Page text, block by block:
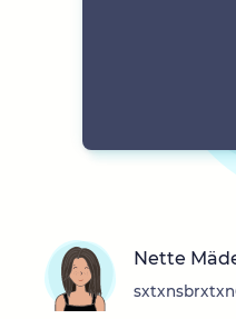
Nette